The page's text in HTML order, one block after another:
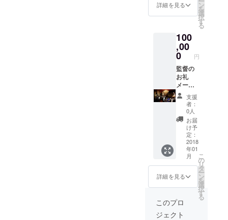
写真付
スマス
劇場無
料ご招
待 舞台
挨拶
に、ご
協力者
様とし
て登壇
関係者
打ち上
げに参
CDと
DVDプ
レゼン
俳優の
レアも
のCDア
ルバム8
曲入り
ハン
ターハ
ンター
キルア
役の声
優、ゲ
ストの
三橋加
奈子さ
んの写
真付き
サイン
来年撮
影の映
画の撮
影１日
体験、
若しく
詳細を見る ン
を
選
択
す
る
100
,00
0 円
監督の
お礼
メール
監督、
好きな
主演女
優俳優
のサイ
ン エン
ドロー
ルクレ
ジット
監督の
CDと
DVD1、
DVD2プ
レゼン
ト 主演
俳優の
支援
者：
0人
お届
け予
定：
2018
年01
月
詳細を見る
こ
の
リ
タ
ー
ン
を
選
択
す
る
このプロ
ジェクト